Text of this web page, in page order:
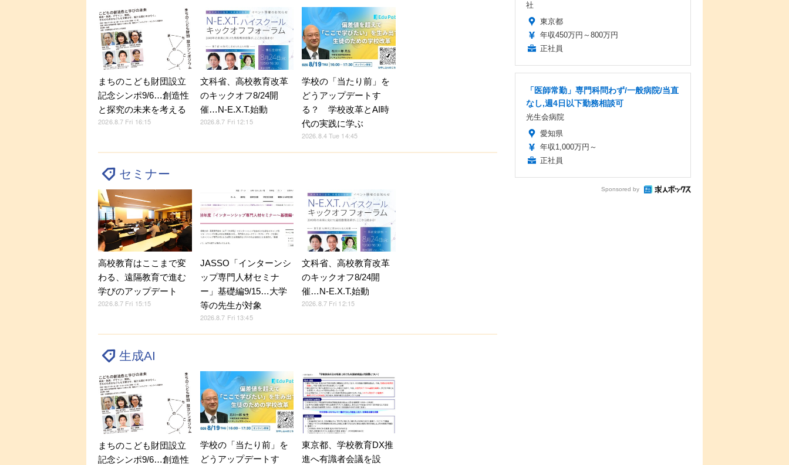
まちのこども財団設立
記念シンポ9/6…創造性
と探究の未来を考える
2026.8.7 Fri 16:15
文科省、高校教育改革
のキックオフ8/24開
催…N-E.X.T.始動
2026.8.7 Fri 12:15
学校の「当たり前」を
どうアップデートす
る？ 学校改革とAI時
代の実践に学ぶ
2026.8.4 Tue 14:45
セミナー
高校教育はここまで変
わる、遠隔教育で進む
学びのアップデート
2026.8.7 Fri 15:15
JASSO「インターンシ
ップ専門人材セミナ
ー」基礎編9/15…大学
等の先生が対象
2026.8.7 Fri 13:45
文科省、高校教育改革
のキックオフ8/24開
催…N-E.X.T.始動
2026.8.7 Fri 12:15
生成AI
まちのこども財団設立
記念シンポ9/6…創造性
学校の「当たり前」を
どうアップデートす
東京都、学校教育DX推
進へ有識者会議を設
社
東京都
年収450万円～800万円
正社員
「医師常勤」専門科問わず/一般病院/当直
なし,週4日以下勤務相談可
光生会病院
愛知県
年収1,000万円～
正社員
Sponsored by